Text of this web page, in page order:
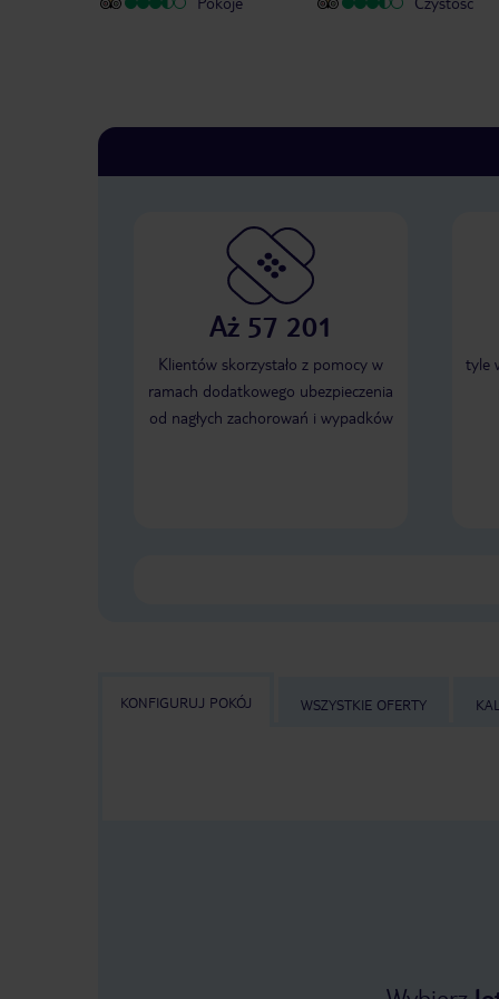
Aż 57 201
Klientów skorzystało z pomocy w
ramach dodatkowego ubezpieczenia
od nagłych zachorowań i wypadków
tyle
KONFIGURUJ POKÓJ WSZYSTKIE OFERTY